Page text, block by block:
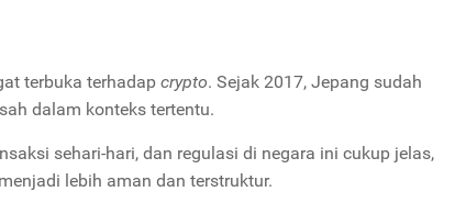
terbuka terhadap crypto. Sejak 2017, Jepang sudah
dalam konteks tertentu.
sehari-hari, dan regulasi di negara ini cukup jelas,
lebih aman dan terstruktur.